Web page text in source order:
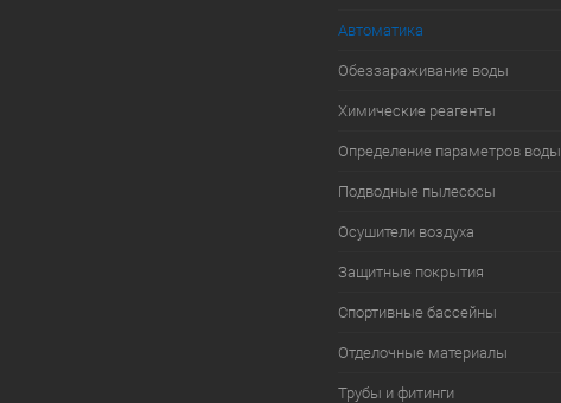
Автоматика
Обеззараживание воды
Химические реагенты
Определение параметров воды
Подводные пылесосы
Осушители воздуха
Защитные покрытия
Спортивные бассейны
Отделочные материалы
Трубы и фитинги